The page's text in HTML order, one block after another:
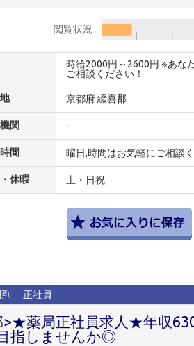
閲覧状況
時給2000円～2600円 ※あな
ご相談ください！
京都府 綴喜郡
関 -
間 曜日,時間はお気軽にご相談
休暇 土・日祝
正社員
>★薬局正社員求人★年収
指しませんか◎